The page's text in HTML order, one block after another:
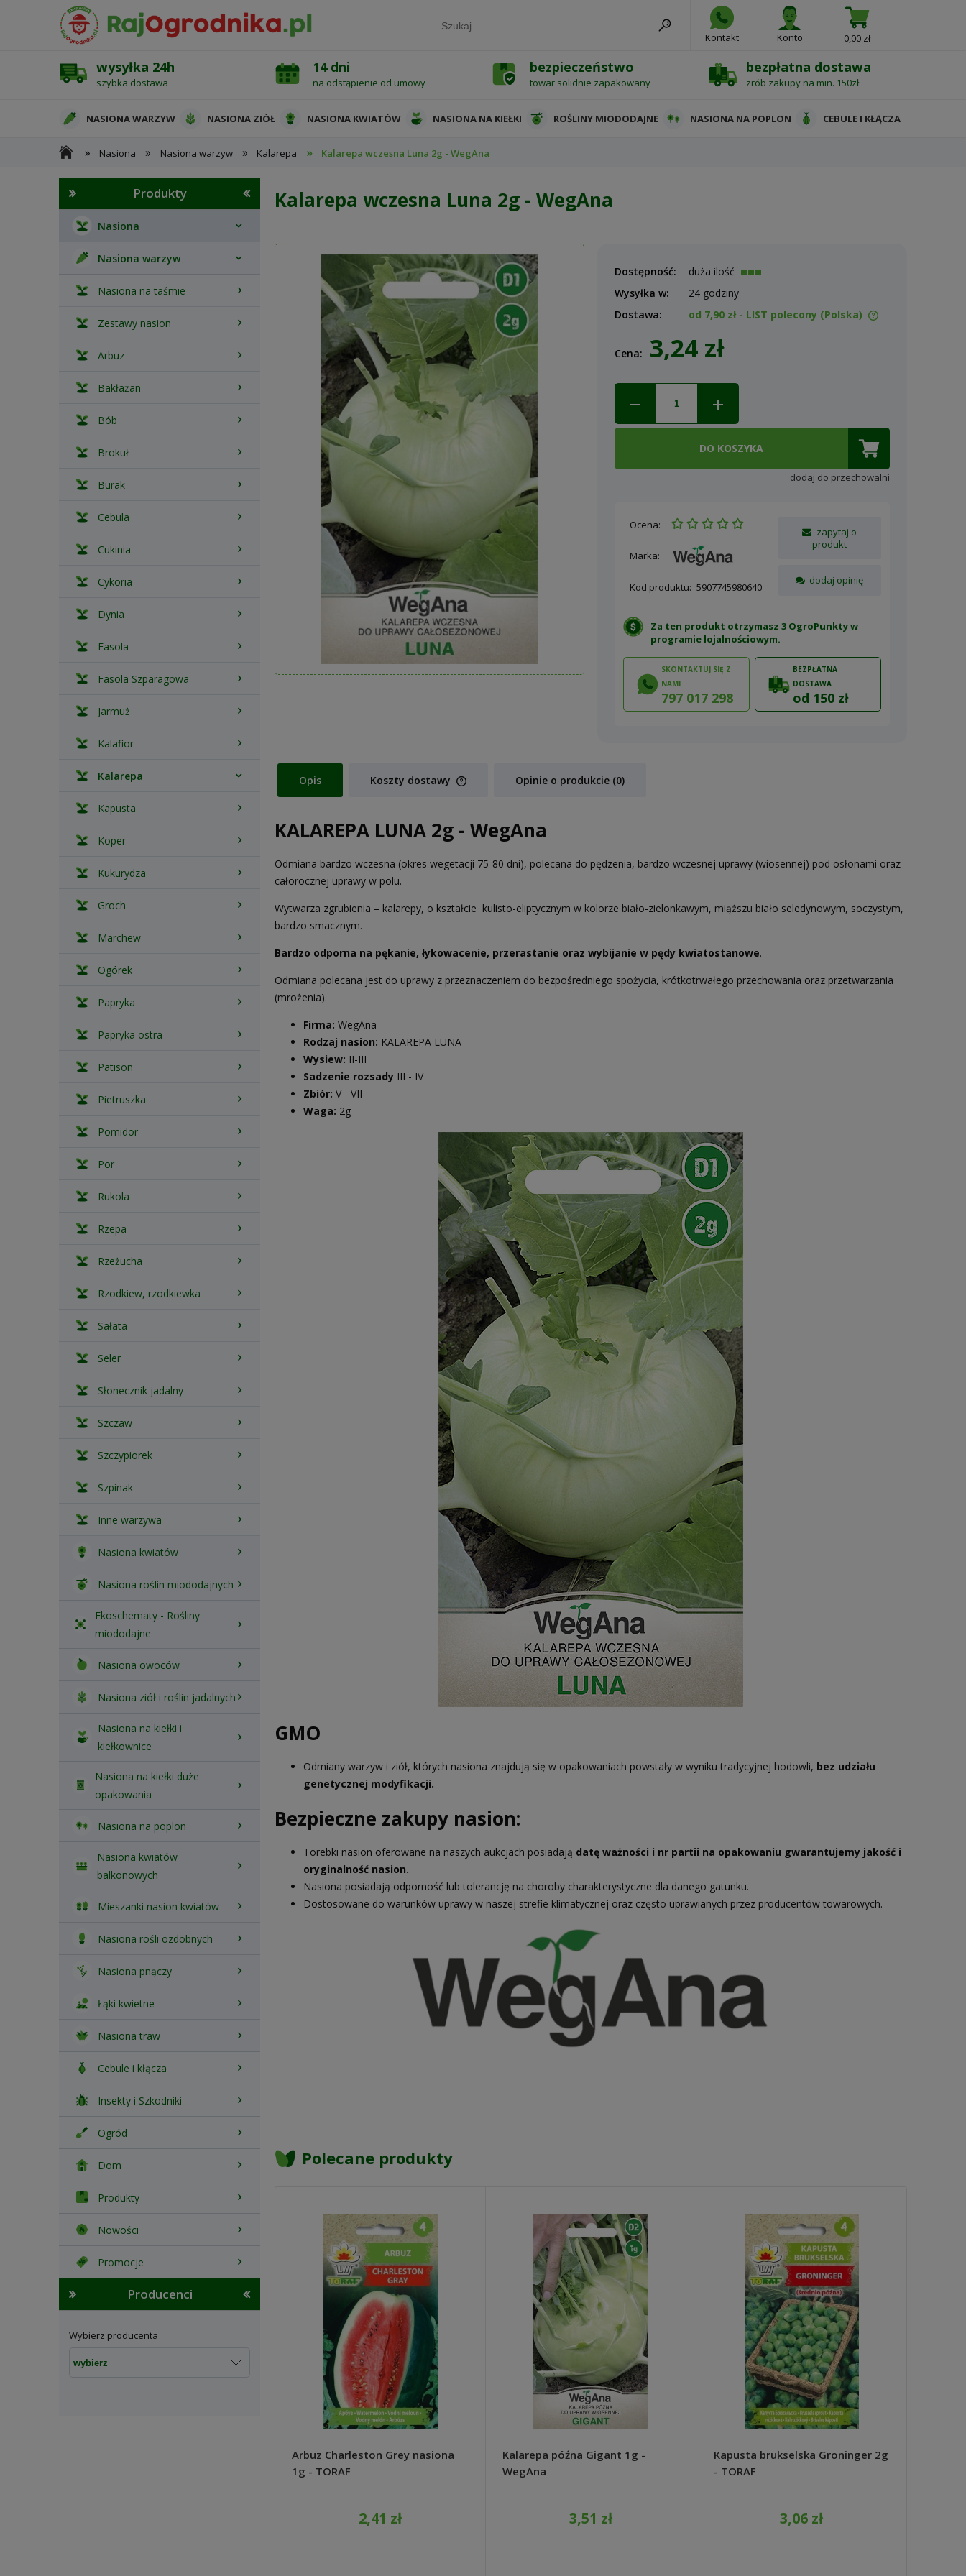
Kontakt Konto 0,00 zł
wysyłka 24h
szybka dostawa
14 dni
na odstąpienie od umowy
bezpieczeństwo
towar solidnie zapakowany
bezpłatna dostawa
zrób zakupy na min. 150zł
NASIONA WARZYW NASIONA ZIÓŁ NASIONA KWIATÓW NASIONA NA KIEŁKI ROŚLINY MIODODAJNE NASIONA NA POPLON CEBULE I KŁĄCZA
OCHRONA ROŚLIN
» Nasiona » Nasiona warzyw » Kalarepa » Kalarepa wczesna Luna 2g - WegAna
Produkty
Nasiona
Nasiona warzyw
Nasiona na taśmie
Zestawy nasion
Arbuz
Bakłażan
Bób
Brokuł
Burak
Cebula
Cukinia
Cykoria
Dynia
Fasola
Fasola Szparagowa
Jarmuż
Kalafior
Kalarepa
Kapusta
Koper
Kukurydza
Groch
Marchew
Ogórek
Papryka
Papryka ostra
Patison
Pietruszka
Pomidor
Por
Rukola
Rzepa
Rzeżucha
Rzodkiew, rzodkiewka
Sałata
Seler
Słonecznik jadalny
Szczaw
Szczypiorek
Szpinak
Inne warzywa
Nasiona kwiatów
Nasiona roślin miododajnych
Ekoschematy - Rośliny
miododajne
Nasiona owoców
Nasiona ziół i roślin jadalnych
Nasiona na kiełki i
kiełkownice
Nasiona na kiełki duże
opakowania
Nasiona na poplon
Nasiona kwiatów
balkonowych
Mieszanki nasion kwiatów
Nasiona rośli ozdobnych
Nasiona pnączy
Łąki kwietne
Nasiona traw
Cebule i kłącza
Insekty i Szkodniki
Ogród
Dom
Produkty
Nowości
Promocje
Producenci
Wybierz producenta
Kalarepa wczesna Luna 2g - WegAna
Dostępność:
duża ilość
Wysyłka w:
24 godziny
Dostawa:
od 7,90 zł - LIST polecony (Polska)
Cena nie zawiera ewentualnych
kosztów płatności
Cena: 3,24 zł
DO KOSZYKA
dodaj do przechowalni
Ocena:
Marka:
Kod produktu: 5907745980640
zapytaj o
produkt
dodaj opinię
Za ten produkt otrzymasz 3 OgroPunkty w
programie lojalnościowym.
SKONTAKTUJ SIĘ Z
NAMI
797 017 298
BEZPŁATNA
DOSTAWA
od 150 zł
Opis Koszty dostawy
płatności
Opinie o produkcie (0)
KALAREPA LUNA 2g - WegAna
Odmiana bardzo wczesna (okres wegetacji 75-80 dni), polecana do pędzenia, bardzo wczesnej uprawy (wiosennej) pod osłonami oraz
całorocznej uprawy w polu.
Wytwarza zgrubienia – kalarepy, o kształcie kulisto-eliptycznym w kolorze biało-zielonkawym, miąższu biało seledynowym, soczystym,
bardzo smacznym.
Bardzo odporna na pękanie, łykowacenie, przerastanie oraz wybijanie w pędy kwiatostanowe.
Odmiana polecana jest do uprawy z przeznaczeniem do bezpośredniego spożycia, krótkotrwałego przechowania oraz przetwarzania
(mrożenia).
Firma: WegAna
Rodzaj nasion: KALAREPA LUNA
Wysiew: II-III
Sadzenie rozsady III - IV
Zbiór: V - VII
Waga: 2g
GMO
Odmiany warzyw i ziół, których nasiona znajdują się w opakowaniach powstały w wyniku tradycyjnej hodowli, bez udziału
genetycznej modyfikacji.
Bezpieczne zakupy nasion:
Torebki nasion oferowane na naszych aukcjach posiadają datę ważności i nr partii na opakowaniu gwarantujemy jakość i
oryginalność nasion.
Nasiona posiadają odporność lub tolerancję na choroby charakterystyczne dla danego gatunku.
Dostosowane do warunków uprawy w naszej strefie klimatycznej oraz często uprawianych przez producentów towarowych.
Polecane produkty
Arbuz Charleston Grey nasiona
1g - TORAF
2,41 zł
Kalarepa późna Gigant 1g -
WegAna
3,51 zł
Kapusta brukselska Groninger 2g
- TORAF
3,06 zł